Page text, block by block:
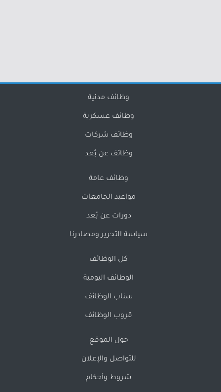
وظائف مدنية
وظائف عسكرية
وظائف شركات
وظائف عن بُعد
وظائف عامة
مواعيد الجامعات
دورات عن بُعد
سياسة التحرير ومصادرنا
كل الوظائف
الوظائف اليومية
سناب الوظائف
قروب الوظائف
حول الموقع
للتواصل والإعلان
شروط وأحكام